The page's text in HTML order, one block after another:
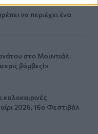
να περιέχει ένα
στο Μουντιάλ:
βόμβες!»
καλοκαιρινές
2026, 16ο Φεστιβάλ